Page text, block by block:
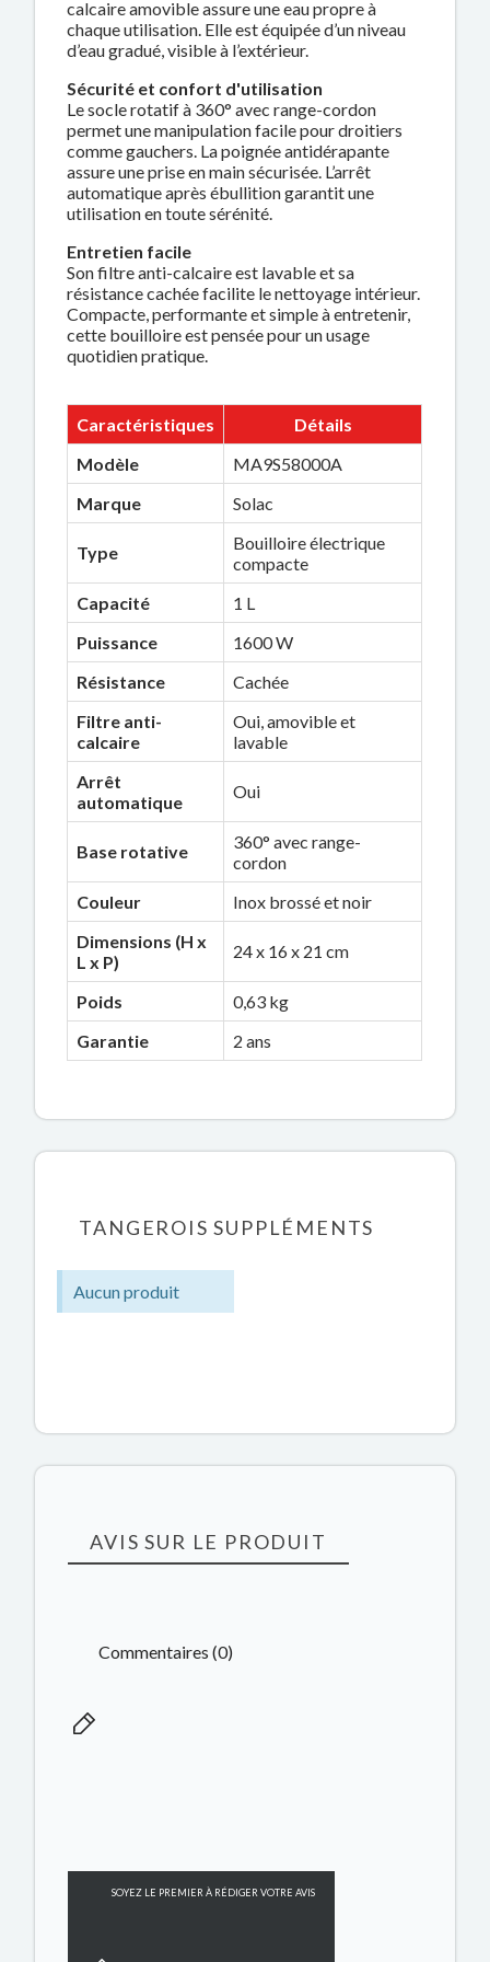
calcaire amovible assure une eau propre à
chaque utilisation. Elle est équipée d’un niveau
d’eau gradué, visible à l’extérieur.
Sécurité et confort d'utilisation
Le socle rotatif à 360° avec range-cordon
permet une manipulation facile pour droitiers
comme gauchers. La poignée antidérapante
assure une prise en main sécurisée. L’arrêt
automatique après ébullition garantit une
utilisation en toute sérénité.
Entretien facile
Son filtre anti-calcaire est lavable et sa
résistance cachée facilite le nettoyage intérieur.
Compacte, performante et simple à entretenir,
cette bouilloire est pensée pour un usage
quotidien pratique.
Caractéristiques
Détails
Modèle
MA9S58000A
Marque
Solac
Type
Bouilloire électrique
compacte
Capacité
1 L
Puissance
1600 W
Résistance
Cachée
Filtre anti-
calcaire
Oui, amovible et
lavable
Arrêt
automatique
Oui
Base rotative
360° avec range-
cordon
Couleur
Inox brossé et noir
Dimensions (H x
L x P)
24 x 16 x 21 cm
Poids
0,63 kg
Garantie
2 ans
TANGEROIS SUPPLÉMENTS
Aucun produit
AVIS SUR LE PRODUIT
Commentaires (0)
SOYEZ LE PREMIER À RÉDIGER VOTRE AVIS